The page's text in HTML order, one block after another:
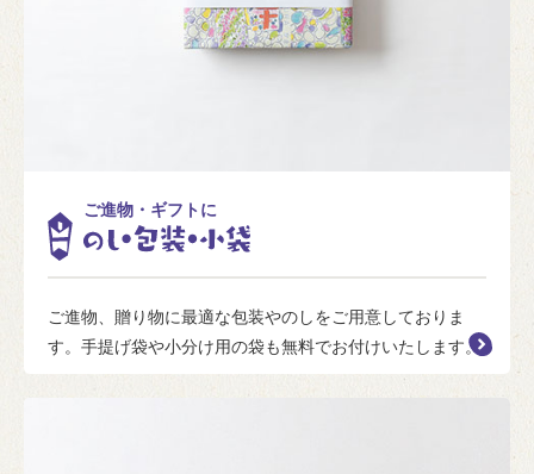
ご進物・ギフトに
ご進物、贈り物に最適な包装やのしをご用意しておりま
す。手提げ袋や小分け用の袋も無料でお付けいたします。